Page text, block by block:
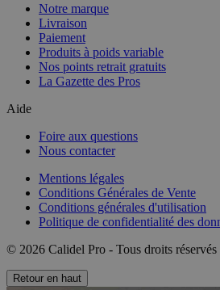
Notre marque
Livraison
Paiement
Produits à poids variable
Nos points retrait gratuits
La Gazette des Pros
Aide
Foire aux questions
Nous contacter
Mentions légales
Conditions Générales de Vente
Conditions générales d'utilisation
Politique de confidentialité des
© 2026 Calidel Pro - Tous droits réservés
Retour en haut